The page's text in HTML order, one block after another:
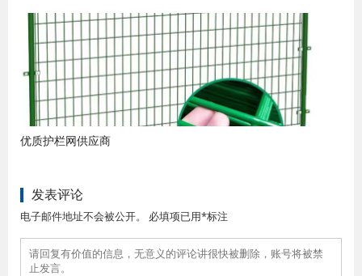
优质护栏网供应商
发表评论
电子邮件地址不会被公开。 必填项已用*标注